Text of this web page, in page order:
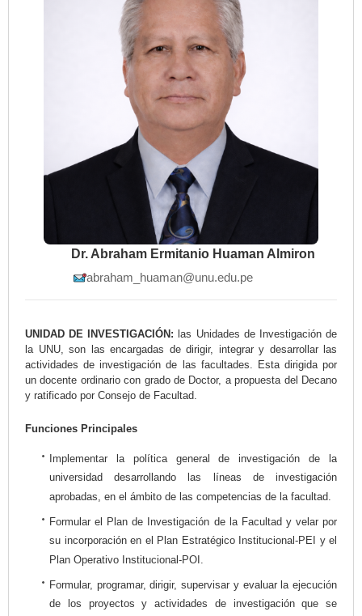
Dr. Abraham Ermitanio Huaman Almiron
abraham_huaman@unu.edu.pe
UNIDAD DE INVESTIGACIÓN: las Unidades de Investigación de
la UNU, son las encargadas de dirigir, integrar y desarrollar las
actividades de investigación de las facultades. Esta dirigida por
un docente ordinario con grado de Doctor, a propuesta del Decano
y ratificado por Consejo de Facultad.
Funciones Principales
Implementar la política general de investigación de la
universidad desarrollando las líneas de investigación
aprobadas, en el ámbito de las competencias de la facultad.
Formular el Plan de Investigación de la Facultad y velar por
su incorporación en el Plan Estratégico Institucional-PEI y el
Plan Operativo Institucional-POI.
Formular, programar, dirigir, supervisar y evaluar la ejecución
de los proyectos y actividades de investigación que se